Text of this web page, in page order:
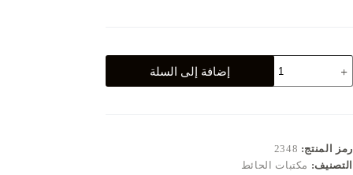
مكتب
توكة
إضافة إلى السلة
رمز المنتج: 2348
التصنيف: مكتبات الحائط